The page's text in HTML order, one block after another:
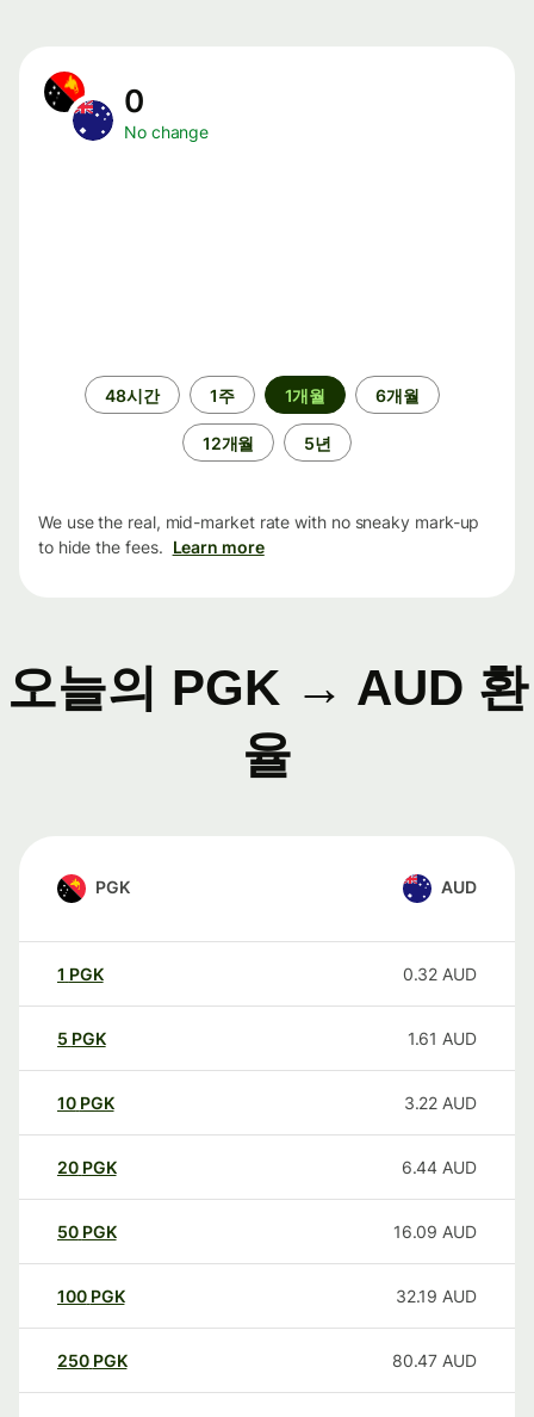
0
No change
48시간 1주 1개월 6개월
12개월 5년
We use the real, mid-market rate with no sneaky mark-up
to hide the fees. Learn more
오늘의 PGK → AUD 환
율
PGK AUD
1 PGK 0.32 AUD
5 PGK 1.61 AUD
10 PGK 3.22 AUD
20 PGK 6.44 AUD
50 PGK 16.09 AUD
100 PGK 32.19 AUD
250 PGK 80.47 AUD